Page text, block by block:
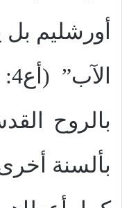
أورشليم
بالروح
بألسنة